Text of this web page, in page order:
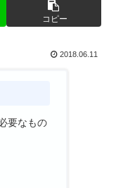
コピー
2018.06.11
要なもの